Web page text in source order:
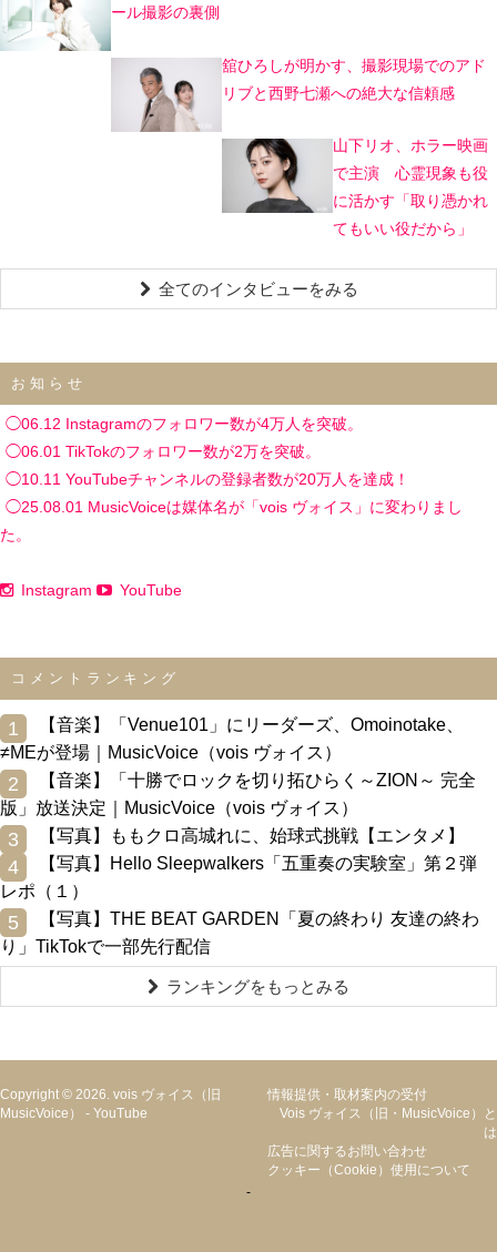
ール撮影の裏側
舘ひろしが明かす、撮影現場でのアド
リブと西野七瀬への絶大な信頼感
山下リオ、ホラー映画
で主演 心霊現象も役
に活かす「取り憑かれ
てもいい役だから」
全てのインタビューをみる
お知らせ
◯06.12 Instagramのフォロワー数が4万人を突破。
◯06.01 TikTokのフォロワー数が2万を突破。
◯10.11 YouTubeチャンネルの登録者数が20万人を達成！
◯25.08.01 MusicVoiceは媒体名が「vois ヴォイス」に変わりまし
た。
Instagram YouTube
コメントランキング
1
【音楽】「Venue101」にリーダーズ、Omoinotake、
≠MEが登場｜MusicVoice（vois ヴォイス）
2
【音楽】「十勝でロックを切り拓ひらく～ZION～ 完全
版」放送決定｜MusicVoice（vois ヴォイス）
3 【写真】ももクロ高城れに、始球式挑戦【エンタメ】
4
【写真】Hello Sleepwalkers「五重奏の実験室」第２弾
レポ（１）
5
【写真】THE BEAT GARDEN「夏の終わり 友達の終わ
り」TikTokで一部先行配信
ランキングをもっとみる
Copyright © 2026. vois ヴォイス（旧
MusicVoice） - YouTube
情報提供・取材案内の受付
Vois ヴォイス（旧・MusicVoice）と
は
広告に関するお問い合わせ
クッキー（cookie）使用について
-